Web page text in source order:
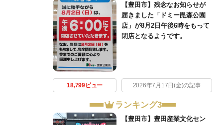
【豊田市】残念なお知らせが
届きました「ドミー毘森公園
店」が8月2日午後6時をもって
閉店となるようです。
18,799ビュー 2026年7月17日(金)の記事
ランキング3
【豊田市】豊田産業文化セン